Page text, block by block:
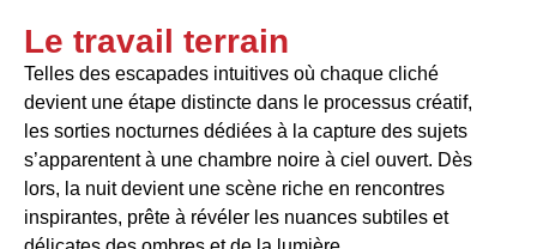
Le travail terrain
Telles des escapades intuitives où chaque cliché
devient une étape distincte dans le processus créatif,
les sorties nocturnes dédiées à la capture des sujets
s’apparentent à une chambre noire à ciel ouvert. Dès
lors, la nuit devient une scène riche en rencontres
inspirantes, prête à révéler les nuances subtiles et